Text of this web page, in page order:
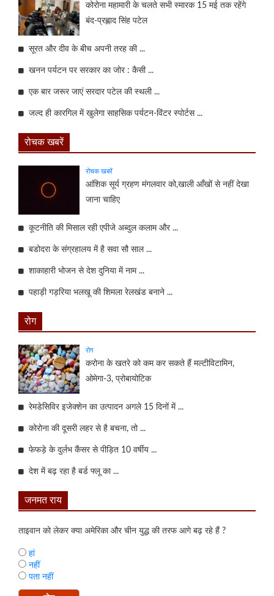
कोरोना महामारी के चलते सभी स्मारक 15 मई तक रहेंगे
बंद-प्रह्लाद सिंह पटेल
सूरत और दीव के बीच अपनी तरह की ...
खनन पर्यटन पर सरकार का जोर : कैसी ...
एक बार जरूर जाएं सरदार पटेल की स्थली ...
जल्द ही कारगिल में खुलेगा साहसिक पर्यटन-विंटर स्पोर्टस ...
रोचक खबरें
रोचक खबरें
आंशिक सूर्य ग्रहण मंगलवार को,खाली आँखों से नहीं देखा
जाना चाहिए
कूटनीति की मिसाल रही एपीजे अब्दुल कलाम और ...
बडोदरा के संग्रहालय में है सवा सौ साल ...
शाकाहारी भोजन से देश दुनिया में नाम ...
पहाड़ी गड़रिया भलखू की शिमला रेलखंड बनाने ...
रोग
रोग
करोना के खतरे को कम कर सकते हैं मल्टीविटामिन,
ओमेगा-3, प्रोबायोटिक
रेमडेसिविर इजेक्शेन का उत्पादन अगले 15 दिनों में ...
कोरोना की दूसरी लहर से है बचना, तो ...
फेफड़े के दुर्लभ कैंसर से पीड़ित 10 वर्षीय ...
देश में बढ़ रहा है बर्ड फ्लू का ...
जनमत राय
ताइवान को लेकर क्या अमेरिका और चीन युद्ध की तरफ आगे बढ़ रहे हैं ?
हां
नहीं
पता नहीं